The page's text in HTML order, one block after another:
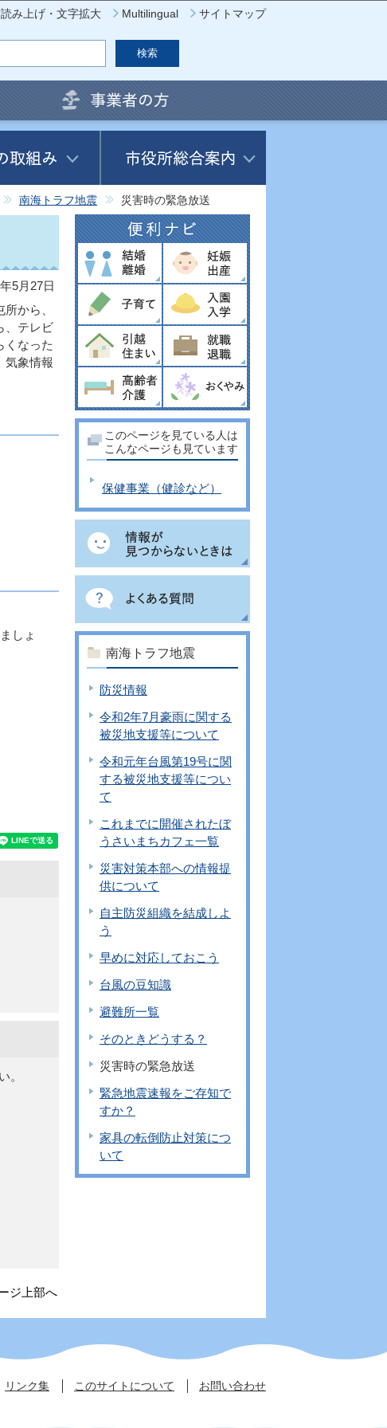
み上げ・文字拡大 Multilingual サイトマップ
南海トラフ地震 災害時の緊急放送
5月27日
から、
、テレビ
くなった
気象情報
しょ
。
ジ上部へ
このページを見ている人は
こんなページも見ています
保健事業（健診など）
南海トラフ地震
防災情報
令和2年7月豪雨に関する
被災地支援等について
令和元年台風第19号に関
する被災地支援等につい
て
これまでに開催されたぼ
うさいまちカフェ一覧
災害対策本部への情報提
供について
自主防災組織を結成しよ
う
早めに対応しておこう
台風の豆知識
避難所一覧
そのときどうする？
災害時の緊急放送
緊急地震速報をご存知で
すか？
家具の転倒防止対策につ
いて
リンク集 このサイトについて お問い合わせ